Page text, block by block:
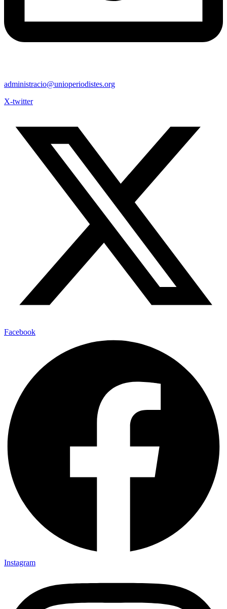
administracio@unioperiodistes.org
X-twitter
Facebook
Instagram